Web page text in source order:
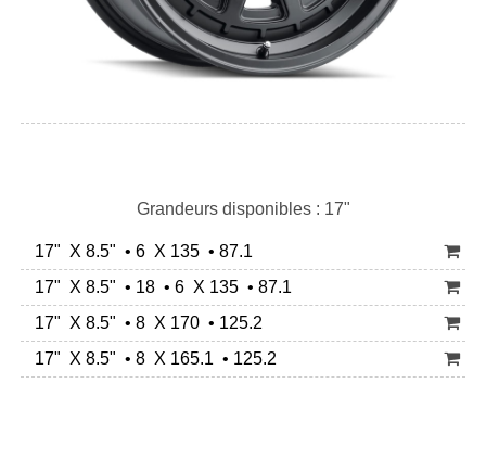
Grandeurs disponibles : 17"
17" X 8.5" • 6 X 135 • 87.1
17" X 8.5" • 18 • 6 X 135 • 87.1
17" X 8.5" • 8 X 170 • 125.2
17" X 8.5" • 8 X 165.1 • 125.2